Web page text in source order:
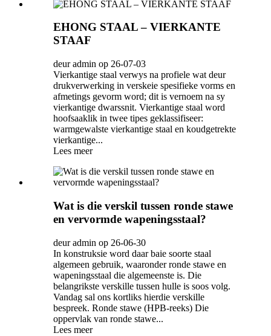
EHONG STAAL – VIERKANTE
STAAF
deur admin op 26-07-03
Vierkantige staal verwys na profiele wat deur
drukverwerking in verskeie spesifieke vorms en
afmetings gevorm word; dit is vernoem na sy
vierkantige dwarssnit. Vierkantige staal word
hoofsaaklik in twee tipes geklassifiseer:
warmgewalste vierkantige staal en koudgetrekte
vierkantige...
Lees meer
Wat is die verskil tussen ronde stawe
en vervormde wapeningsstaal?
deur admin op 26-06-30
In konstruksie word daar baie soorte staal
algemeen gebruik, waaronder ronde stawe en
wapeningsstaal die algemeenste is. Die
belangrikste verskille tussen hulle is soos volg.
Vandag sal ons kortliks hierdie verskille
bespreek. Ronde stawe (HPB-reeks) Die
oppervlak van ronde stawe...
Lees meer